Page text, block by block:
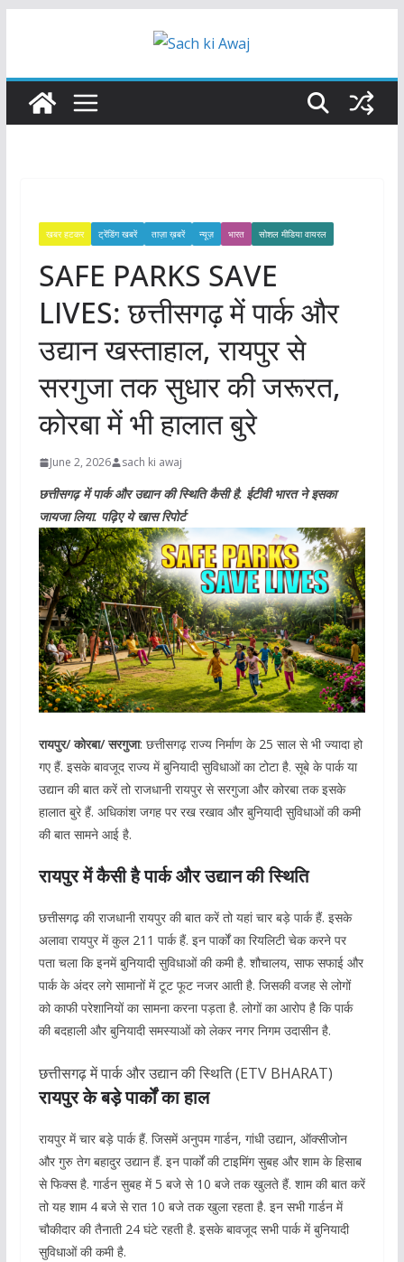
खबर हटकर ट्रेंडिंग खबरें ताज़ा ख़बरें न्यूज़ भारत सोशल मीडिया वायरल
SAFE PARKS SAVE
LIVES: छत्तीसगढ़ में पार्क और
उद्यान खस्ताहाल, रायपुर से
सरगुजा तक सुधार की जरूरत,
कोरबा में भी हालात बुरे
June 2, 2026 sach ki awaj
छत्तीसगढ़ में पार्क और उद्यान की स्थिति कैसी है. ईटीवी भारत ने इसका
जायजा लिया. पढ़िए ये खास रिपोर्ट
रायपुर/ कोरबा/ सरगुजा: छत्तीसगढ़ राज्य निर्माण के 25 साल से भी ज्यादा हो
गए हैं. इसके बावजूद राज्य में बुनियादी सुविधाओं का टोटा है. सूबे के पार्क या
उद्यान की बात करें तो राजधानी रायपुर से सरगुजा और कोरबा तक इसके
हालात बुरे हैं. अधिकांश जगह पर रख रखाव और बुनियादी सुविधाओं की कमी
की बात सामने आई है.
रायपुर में कैसी है पार्क और उद्यान की स्थिति
छत्तीसगढ़ की राजधानी रायपुर की बात करें तो यहां चार बड़े पार्क हैं. इसके
अलावा रायपुर में कुल 211 पार्क हैं. इन पार्कों का रियलिटी चेक करने पर
पता चला कि इनमें बुनियादी सुविधाओं की कमी है. शौचालय, साफ सफाई और
पार्क के अंदर लगे सामानों में टूट फूट नजर आती है. जिसकी वजह से लोगों
को काफी परेशानियों का सामना करना पड़ता है. लोगों का आरोप है कि पार्क
की बदहाली और बुनियादी समस्याओं को लेकर नगर निगम उदासीन है.
छत्तीसगढ़ में पार्क और उद्यान की स्थिति (ETV BHARAT)
रायपुर के बड़े पार्कों का हाल
रायपुर में चार बड़े पार्क हैं. जिसमें अनुपम गार्डन, गांधी उद्यान, ऑक्सीजोन
और गुरु तेग बहादुर उद्यान हैं. इन पार्कों की टाइमिंग सुबह और शाम के हिसाब
से फिक्स है. गार्डन सुबह में 5 बजे से 10 बजे तक खुलते हैं. शाम की बात करें
तो यह शाम 4 बजे से रात 10 बजे तक खुला रहता है. इन सभी गार्डन में
चौकीदार की तैनाती 24 घंटे रहती है. इसके बावजूद सभी पार्क में बुनियादी
सुविधाओं की कमी है.